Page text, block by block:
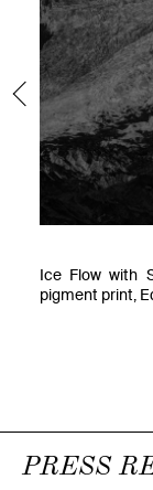
Ice Flow with
pigment print,
PRESS